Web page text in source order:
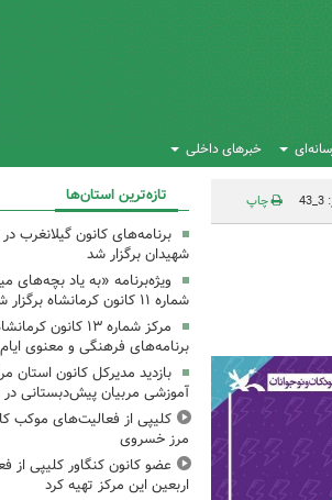
خبرهای داخلی
چاپ تازه‌ترین استان‌ها
برنامه‌های کانون گیلانغرب
شهیدان برگزار شد
ویژه‌برنامه «به یاد بچه‌های
شماره ۱۱ کانون کرمانشاه برگزار شد
مرکز شماره ۱۳ کانون
برنامه‌های فرهنگی و معنوی
بازدید مدیرکل کانون استان
آموزشی مربیان پیش‌دبستانی در
کلیپی از فعالیت‌های موکب
مرز خسروی
عضو کانون کنگاور کلیپی از
اربعین این مرکز تهیه کرد